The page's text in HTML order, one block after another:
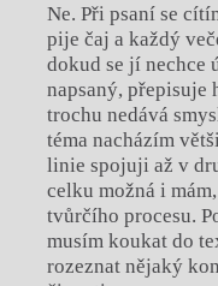
Ne. Při psaní se
pije čaj a každý
dokud se jí nechce
napsaný, přepisuje
trochu nedává
téma nacházím
linie spojuji až v
celku možná i
tvůrčího procesu.
musím koukat do
rozeznat nějaký